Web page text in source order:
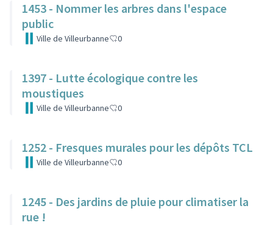
1453 - Nommer les arbres dans l'espace
public
Ville de Villeurbanne 0
1397 - Lutte écologique contre les
moustiques
Ville de Villeurbanne 0
1252 - Fresques murales pour les dépôts TCL
Ville de Villeurbanne 0
1245 - Des jardins de pluie pour climatiser la
rue !